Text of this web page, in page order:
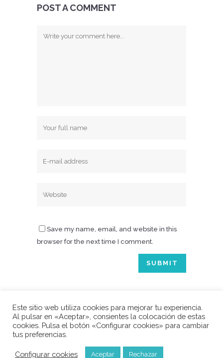
POST A COMMENT
Save my name, email, and website in this
browser for the next time I comment.
© 2020 Stop and Think | Todos los derechos reservados
Política de privacidad
| Política de cookies
Este sitio web utiliza cookies para mejorar tu experiencia.
Al pulsar en «Aceptar», consientes la colocación de estas
cookies. Pulsa el botón «Configurar cookies» para cambiar
tus preferencias.
Configurar cookies Aceptar Rechazar